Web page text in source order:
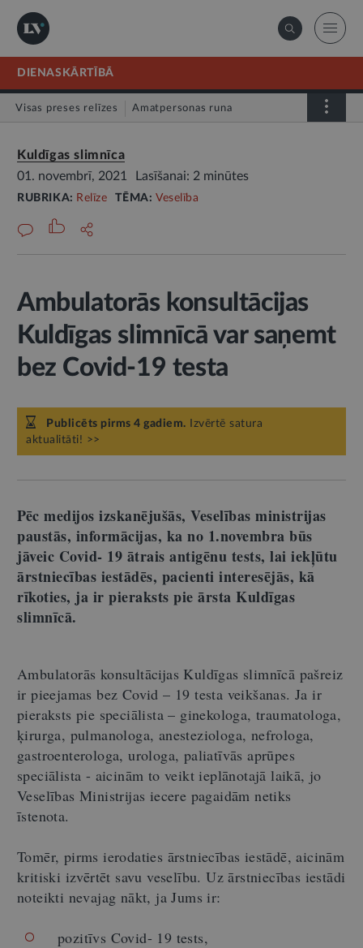
DIENASKĀRTĪBĀ
Visas preses relīzes Amatpersonas runa
Kuldīgas slimnīca
01. novembrī, 2021
Lasīšanai: 2 minūtes
RUBRIKA: Relīze TĒMA:Veselība
Ambulatorās konsultācijas
Kuldīgas slimnīcā var saņemt
bez Covid-19 testa
Publicēts pirms 4 gadiem. Izvērtē satura
aktualitāti! >>
Pēc medijos izskanējušās, Veselības ministrijas
paustās, informācijas, ka no 1.novembra būs
jāveic Covid- 19 ātrais antigēnu tests, lai iekļūtu
ārstniecības iestādēs, pacienti interesējās, kā
rīkoties, ja ir pieraksts pie ārsta Kuldīgas
slimnīcā.
Ambulatorās konsultācijas Kuldīgas slimnīcā pašreiz
ir pieejamas bez Covid – 19 testa veikšanas. Ja ir
pieraksts pie speciālista – ginekologa, traumatologa,
ķirurga, pulmanologa, anesteziologa, nefrologa,
gastroenterologa, urologa, paliatīvās aprūpes
speciālista - aicinām to veikt ieplānotajā laikā, jo
Veselības Ministrijas iecere pagaidām netiks
īstenota.
Tomēr, pirms ierodaties ārstniecības iestādē, aicinām
kritiski izvērtēt savu veselību. Uz ārstniecības iestādi
noteikti nevajag nākt, ja Jums ir:
pozitīvs Covid- 19 tests,